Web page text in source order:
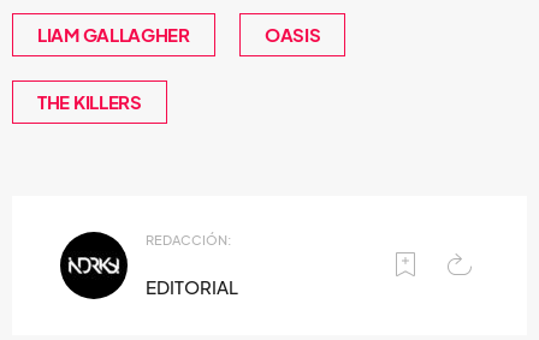
LIAM GALLAGHER OASIS
THE KILLERS
REDACCIÓN:
EDITORIAL